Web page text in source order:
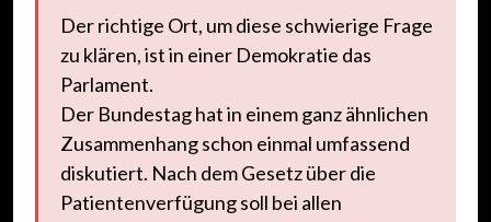
Der richtige Ort, um diese schwierige Frage
zu klären, ist in einer Demokratie das
Parlament.
Der Bundestag hat in einem ganz ähnlichen
Zusammenhang schon einmal umfassend
diskutiert. Nach dem Gesetz über die
Patientenverfügung soll bei allen